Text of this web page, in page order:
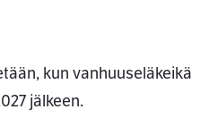
kun vanhuuseläkeikä
jälkeen.